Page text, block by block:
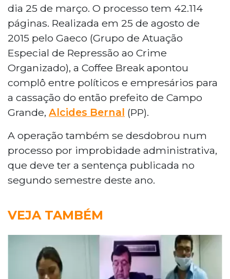
dia 25 de março. O processo tem 42.114
páginas. Realizada em 25 de agosto de
2015 pelo Gaeco (Grupo de Atuação
Especial de Repressão ao Crime
Organizado), a Coffee Break apontou
complô entre políticos e empresários para
a cassação do então prefeito de Campo
Grande, Alcides Bernal (PP).
A operação também se desdobrou num
processo por improbidade administrativa,
que deve ter a sentença publicada no
segundo semestre deste ano.
VEJA TAMBÉM